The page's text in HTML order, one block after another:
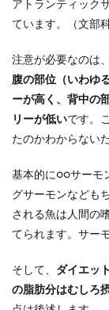
アトランティック
ています。（文部
注意が必要なのは
腹の部位（いわゆ
ーが高く、背中の
リーが低いです。
たのかわからない
基本的に○○サーモ
グサーモンなども
される魚は人間の
てられます。サー
そして、 ダイエッ
の脂肪分はむしろ